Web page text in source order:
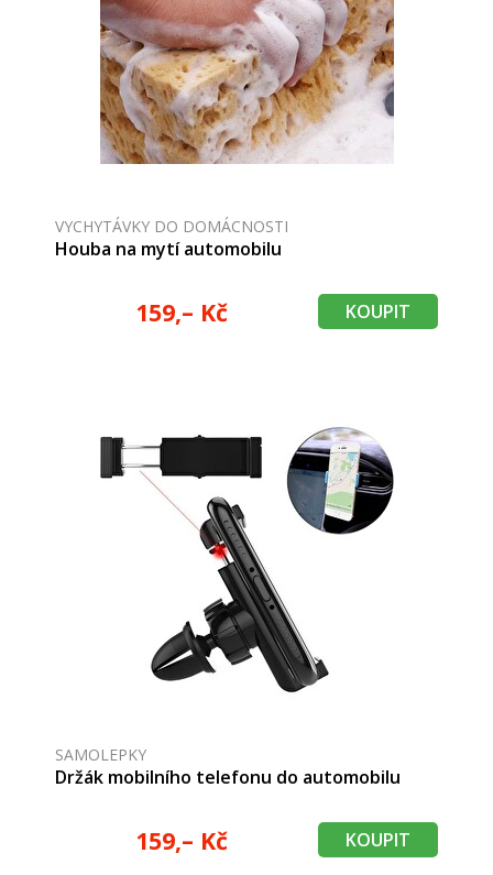
VYCHYTÁVKY DO DOMÁCNOSTI
Houba na mytí automobilu
159,– Kč KOUPIT
SAMOLEPKY
Držák mobilního telefonu do automobilu
159,– Kč KOUPIT